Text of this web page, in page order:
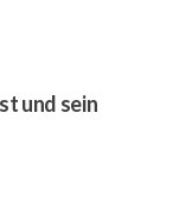
und sein